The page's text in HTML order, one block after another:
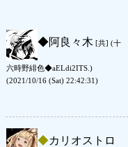
◆阿良々木 [共] (十
六時野緋色◆aELdi2ITS.)
(2021/10/16 (Sat) 22:42:31)
◆カリオストロ